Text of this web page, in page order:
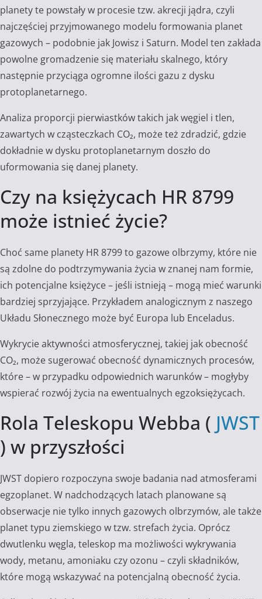
planety te powstały w procesie tzw. akrecji jądra, czyli
najczęściej przyjmowanego modelu formowania planet
gazowych – podobnie jak Jowisz i Saturn. Model ten zakłada
powolne gromadzenie się materiału skalnego, który
następnie przyciąga ogromne ilości gazu z dysku
protoplanetarnego.
Analiza proporcji pierwiastków takich jak węgiel i tlen,
zawartych w cząsteczkach CO₂, może też zdradzić, gdzie
dokładnie w dysku protoplanetarnym doszło do
uformowania się danej planety.
Czy na księżycach HR 8799
może istnieć życie?
Choć same planety HR 8799 to gazowe olbrzymy, które nie
są zdolne do podtrzymywania życia w znanej nam formie,
ich potencjalne księżyce – jeśli istnieją – mogą mieć warunki
bardziej sprzyjające. Przykładem analogicznym z naszego
Układu Słonecznego może być Europa lub Enceladus.
Wykrycie aktywności atmosferycznej, takiej jak obecność
CO₂, może sugerować obecność dynamicznych procesów,
które – w przypadku odpowiednich warunków – mogłyby
wspierać rozwój życia na ewentualnych egzoksiężycach.
Rola Teleskopu Webba ( JWST
) w przyszłości
JWST dopiero rozpoczyna swoje badania nad atmosferami
egzoplanet. W nadchodzących latach planowane są
obserwacje nie tylko innych gazowych olbrzymów, ale także
planet typu ziemskiego w tzw. strefach życia. Oprócz
dwutlenku węgla, teleskop ma możliwości wykrywania
wody, metanu, amoniaku czy ozonu – czyli składników,
które mogą wskazywać na potencjalną obecność życia.